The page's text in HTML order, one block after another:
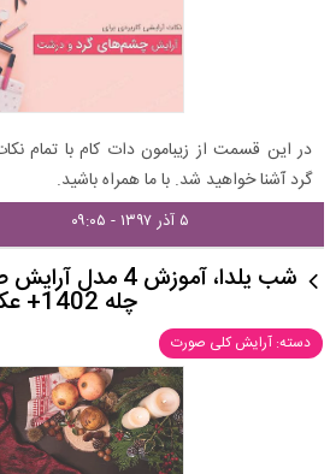
در این قسمت از زیبامون دات کام با تمام
گرد آشنا خواهید شد. با ما همراه باشید.
۵ آذر ۱۳۹۷ - ۰۹:۰۵
شب یلدا، آموزش
چله 1402+ عکس
دسته: آرایش کلی صورت